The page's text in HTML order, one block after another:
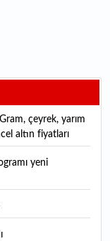
altın fiyatları